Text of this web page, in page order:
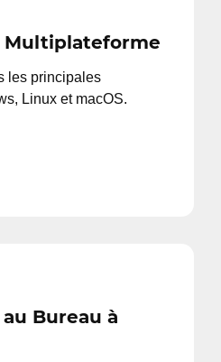
les principales
Linux et macOS.
Bureau à